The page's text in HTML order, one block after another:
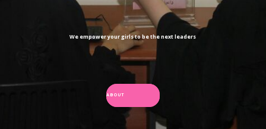
We empower your girls to be the next leaders